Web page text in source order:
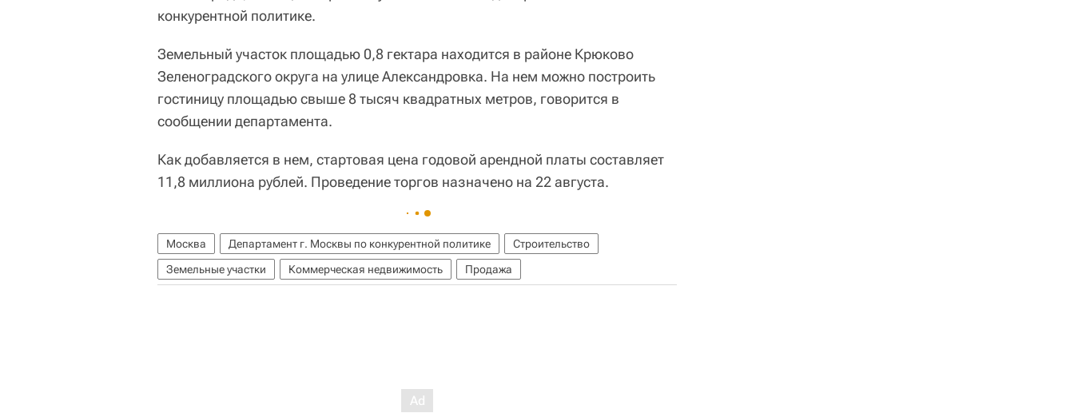
конкурентной политике.
Земельный участок площадью 0,8 гектара находится в районе Крюково
Зеленоградского округа на улице Александровка. На нем можно построить
гостиницу площадью свыше 8 тысяч квадратных метров, говорится в
сообщении департамента.
Как добавляется в нем, стартовая цена годовой арендной платы составляет
11,8 миллиона рублей. Проведение торгов назначено на 22 августа.
Москва Департамент г. Москвы по конкурентной политике
Строительство
Земельные участки
Коммерческая недвижимость Продажа